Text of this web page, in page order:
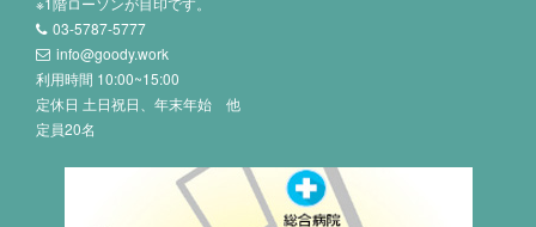
03-5787-5777
info@goody.work
利用時間 10:00~15:00
定休日 土日祝日、年末年始 他
定員20名